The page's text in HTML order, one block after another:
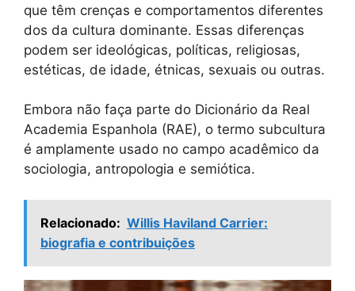
que têm crenças e comportamentos diferentes
dos da cultura dominante. Essas diferenças
podem ser ideológicas, políticas, religiosas,
estéticas, de idade, étnicas, sexuais ou outras.
Embora não faça parte do Dicionário da Real
Academia Espanhola (RAE), o termo subcultura
é amplamente usado no campo acadêmico da
sociologia, antropologia e semiótica.
Relacionado: Willis Haviland Carrier:
biografia e contribuições